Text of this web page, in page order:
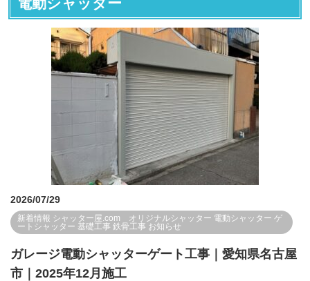
2026/07/29
新着情報 シャッター屋.com オリジナルシャッター 電動シャッター ゲ
ートシャッター 基礎工事 鉄骨工事 お知らせ
ガレージ電動シャッターゲート工事｜愛知県名古屋
市｜2025年12月施工